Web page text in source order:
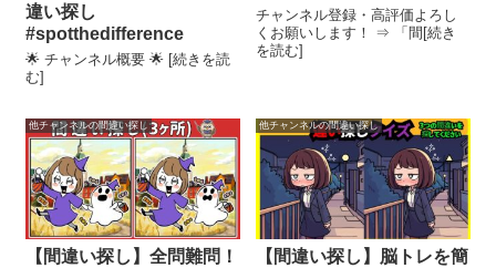
違い探し
#spotthedifference
🌟 チャンネル概要 🌟 [続きを読
む]
チャンネル登録・高評価よろし
くお願いします！ ⇒ 「間[続き
を読む]
他チャンネルの間違い探し
【間違い探し】全問難問！
他チャンネルの間違い探し
【間違い探し】脳トレを簡